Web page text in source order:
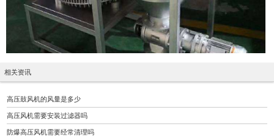
相关资讯
高压鼓风机的风量是多少
高压风机需要安装过滤器吗
防爆高压风机需要经常清理吗